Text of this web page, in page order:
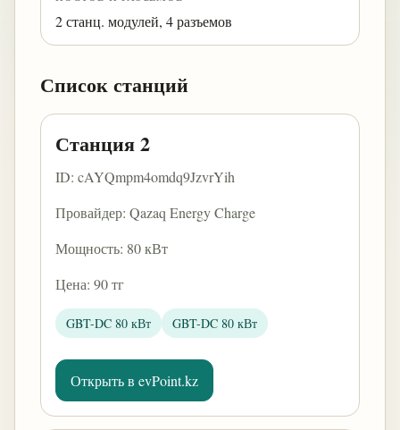
2 станц. модулей, 4 разъемов
Список станций
Станция 2
ID: cAYQmpm4omdq9JzvrYih
Провайдер: Qazaq Energy Charge
Мощность: 80 кВт
Цена: 90 тг
GBT-DC 80 кВт GBT-DC 80 кВт
Открыть в evPoint.kz